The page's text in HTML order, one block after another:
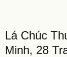
Lá Chúc
Minh, 28